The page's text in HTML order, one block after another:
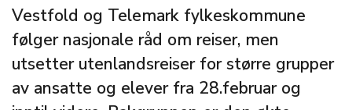
Vestfold og Telemark fylkeskommune
følger nasjonale råd om reiser, men
utsetter utenlandsreiser for større grupper
av ansatte og elever fra 28.februar og